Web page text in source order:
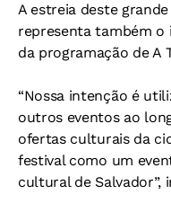
A estreia deste
representa também o
da programação de A
“Nossa intenção é
outros eventos ao
ofertas culturais da
festival como um
cultural de Salvador”,